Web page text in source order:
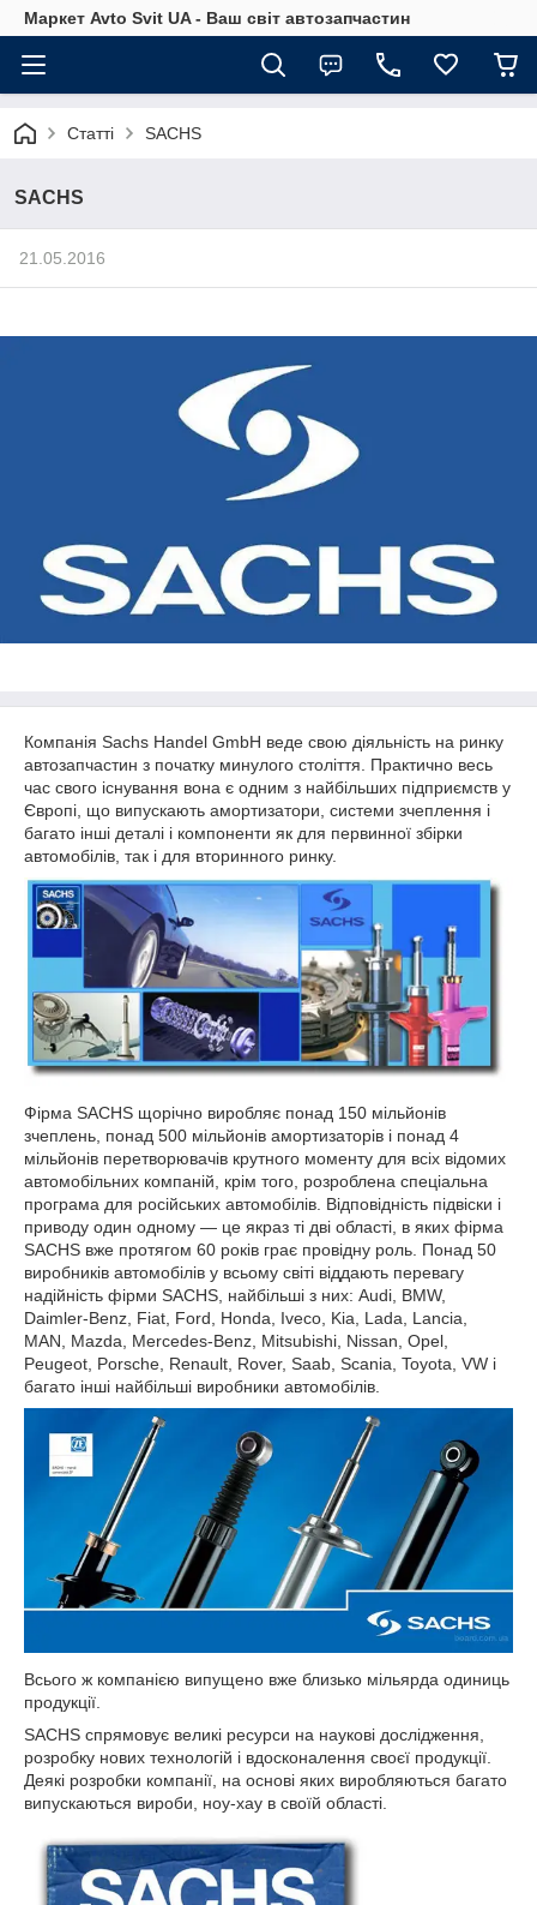
Маркет Avto Svit UA - Ваш світ автозапчастин
Статті SACHS
SACHS
21.05.2016
Компанія Sachs Handel GmbH веде свою діяльність на ринку
автозапчастин з початку минулого століття. Практично весь
час свого існування вона є одним з найбільших підприємств у
Європі, що випускають амортизатори, системи зчеплення і
багато інші деталі і компоненти як для первинної збірки
автомобілів, так і для вторинного ринку.
Фірма SACHS щорічно виробляє понад 150 мільйонів
зчеплень, понад 500 мільйонів амортизаторів і понад 4
мільйонів перетворювачів крутного моменту для всіх відомих
автомобільних компаній, крім того, розроблена спеціальна
програма для російських автомобілів. Відповідність підвіски і
приводу один одному — це якраз ті дві області, в яких фірма
SACHS вже протягом 60 років грає провідну роль. Понад 50
виробників автомобілів у всьому світі віддають перевагу
надійність фірми SACHS, найбільші з них: Audi, BMW,
Daimler-Benz, Fiat, Ford, Honda, Iveco, Kia, Lada, Lancia,
MAN, Mazda, Mercedes-Benz, Mitsubishi, Nissan, Opel,
Peugeot, Porsche, Renault, Rover, Saab, Scania, Toyota, VW і
багато інші найбільші виробники автомобілів.
Всього ж компанією випущено вже близько мільярда одиниць
продукції.
SACHS спрямовує великі ресурси на наукові дослідження,
розробку нових технологій і вдосконалення своєї продукції.
Деякі розробки компанії, на основі яких виробляються багато
випускаються вироби, ноу-хау в своїй області.